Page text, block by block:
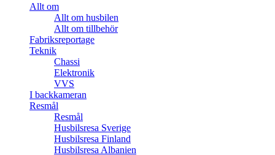
Allt om
Allt om husbilen
Allt om tillbehör
Fabriksreportage
Teknik
Chassi
Elektronik
VVS
I backkameran
Resmål
Resmål
Husbilsresa Sverige
Husbilsresa Finland
Husbilsresa Albanien